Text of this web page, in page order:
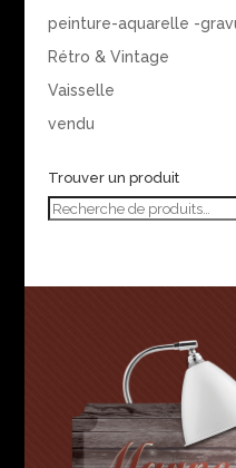
peinture-aquarelle -
Rétro & Vintage
Vaisselle
vendu
Trouver un produit
Recherche